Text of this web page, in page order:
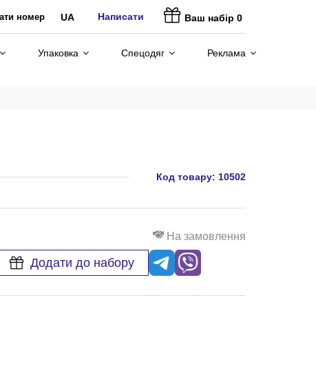
номер UA Написати Ваш набір 0
Упаковка Спецодяг Реклама
Код товару: 10502
На замовлення
Додати до набору